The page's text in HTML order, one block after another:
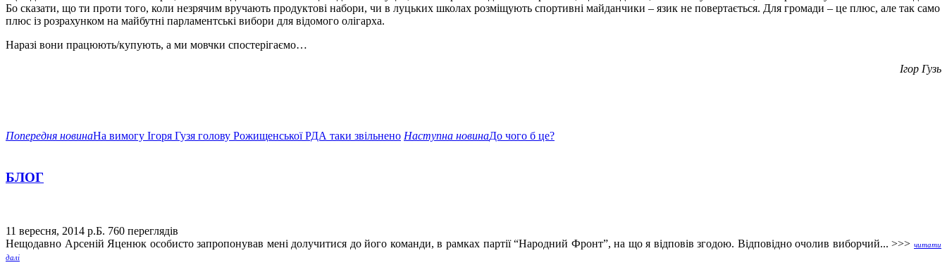
Бо сказати, що ти проти того, коли незрячим вручають продуктові набори, чи в луцьких школах розміщують спортивні майданчики – язик не повертається. Для громади – це плюс, але так само
плюс із розрахунком на майбутні парламентські вибори для відомого олігарха.
Наразі вони працюють/купують, а ми мовчки спостерігаємо…
Ігор Гузь
Попередня новинаНа вимогу Ігоря Гузя голову Рожищенської РДА таки звільнено Наступна новинаДо чого б це?
БЛОГ
11 вересня, 2014 р.Б. 760 переглядів
Нещодавно Арсеній Яценюк особисто запропонував мені долучитися до його команди, в рамках партії “Народний Фронт”, на що я відповів згодою. Відповідно очолив виборчий... >>> читати
далі